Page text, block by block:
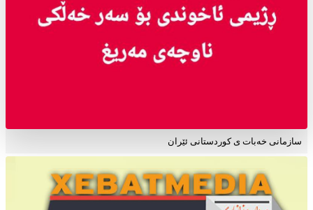
سازمانی خەبات ی کوردستانی ئێران